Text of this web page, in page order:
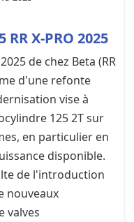
X-PRO 2025
de chez Beta (RR
d'une refonte
vise à
125 2T sur
en particulier en
disponible.
de l'introduction
nouveaux
valves